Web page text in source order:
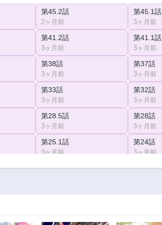
第45.2話
2ヶ月前
第45.1話
3ヶ月前
第41.2話
3ヶ月前
第41.1話
3ヶ月前
第38話
3ヶ月前
第37話
3ヶ月前
第33話
3ヶ月前
第32話
3ヶ月前
第28.5話
3ヶ月前
第28話
3ヶ月前
第25.1話
3ヶ月前
第24話
3ヶ月前
第21.1話 第20話
第16話 第15話
第11話 第10話